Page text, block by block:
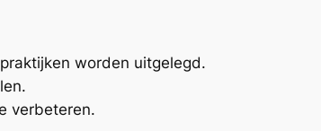
worden uitgelegd.
verbeteren.